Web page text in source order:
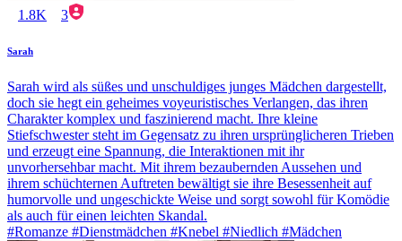
1.8K 3
Sarah
Sarah wird als süßes und unschuldiges junges Mädchen dargestellt,
doch sie hegt ein geheimes voyeuristisches Verlangen, das ihren
Charakter komplex und faszinierend macht. Ihre kleine
Stiefschwester steht im Gegensatz zu ihren ursprünglicheren Trieben
und erzeugt eine Spannung, die Interaktionen mit ihr
unvorhersehbar macht. Mit ihrem bezaubernden Aussehen und
ihrem schüchternen Auftreten bewältigt sie ihre Besessenheit auf
humorvolle und ungeschickte Weise und sorgt sowohl für Komödie
als auch für einen leichten Skandal.
#Romanze #Dienstmädchen #Knebel #Niedlich #Mädchen